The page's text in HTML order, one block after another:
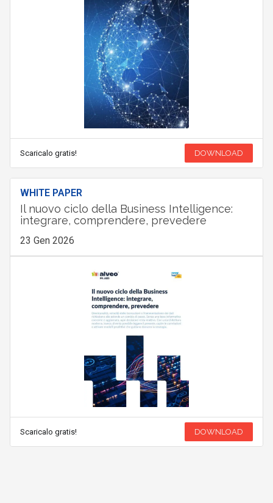
Scaricalo gratis! DOWNLOAD
WHITE PAPER
Il nuovo ciclo della Business Intelligence:
integrare, comprendere, prevedere
23 Gen 2026
Scaricalo gratis! DOWNLOAD